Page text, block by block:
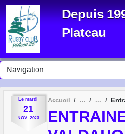
Depuis
Plateau
Le mardi
21
NOV. 2023
Accueil
Panneau de gestion des cookies